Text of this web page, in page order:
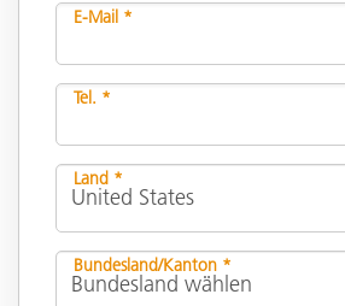
E-Mail *
Tel. *
Land *
Bundesland/Kanton *